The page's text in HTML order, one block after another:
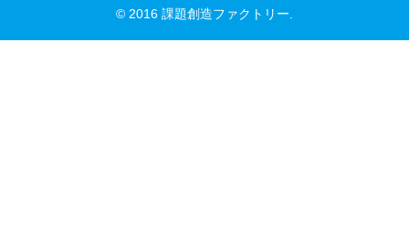
© 2016 課題創造ファクトリー.